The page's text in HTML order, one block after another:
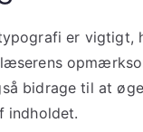
er vigtigt,
bidrage til at
indholdet.